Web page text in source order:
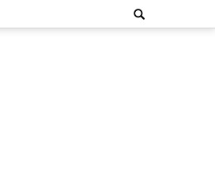
Search
for: